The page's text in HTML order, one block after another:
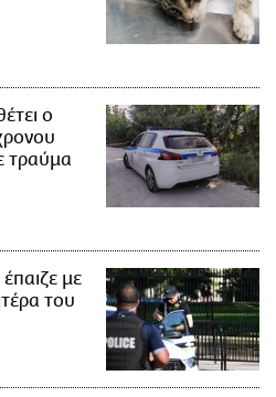
ο
τραύμα
με
του